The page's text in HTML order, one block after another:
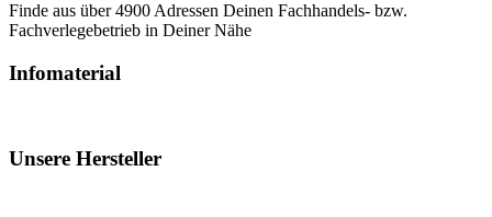
Finde aus über 4900 Adressen Deinen Fachhandels- bzw.
Fachverlegebetrieb in Deiner Nähe
Infomaterial
Unsere Hersteller